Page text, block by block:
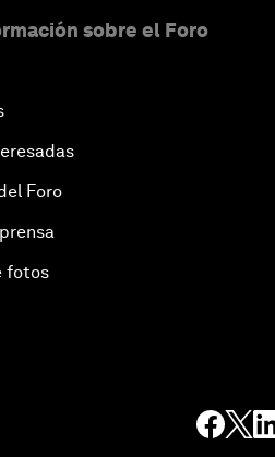
sobre el Foro
Foro
fotos